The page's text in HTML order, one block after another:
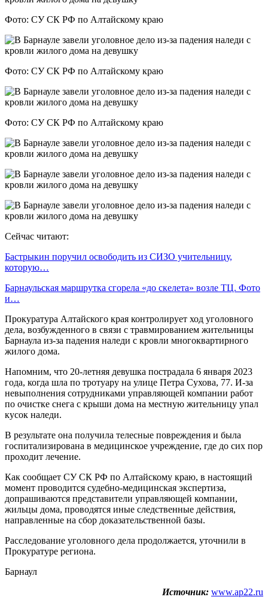
Фото: СУ СК РФ по Алтайскому краю
Фото: СУ СК РФ по Алтайскому краю
Фото: СУ СК РФ по Алтайскому краю
Сейчас читают:
Бастрыкин поручил освободить из СИЗО учительницу,
которую…
Барнаульская маршрутка сгорела «до скелета» возле ТЦ. Фото
и…
Прокуратура Алтайского края контролирует ход уголовного
дела, возбужденного в связи с травмированием жительницы
Барнаула из-за падения наледи с кровли многоквартирного
жилого дома.
Напомним, что 20-летняя девушка пострадала 6 января 2023
года, когда шла по тротуару на улице Петра Сухова, 77. И-за
невыполнения сотрудниками управляющей компании работ
по очистке снега с крыши дома на местную жительницу упал
кусок наледи.
В результате она получила телесные повреждения и была
госпитализирована в медицинское учреждение, где до сих пор
проходит лечение.
Как сообщает СУ СК РФ по Алтайскому краю, в настоящий
момент проводится судебно-медицинская экспертиза,
допрашиваются представители управляющей компании,
жильцы дома, проводятся иные следственные действия,
направленные на сбор доказательственной базы.
Расследование уголовного дела продолжается, уточнили в
Прокуратуре региона.
Барнаул
Источник: www.ap22.ru